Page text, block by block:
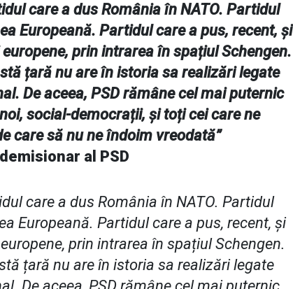
care a dus România în NATO. Partidul
Europeană. Partidul care a pus, recent, și
prin intrarea în spațiul Schengen.
țară nu are în istoria sa realizări legate
De aceea, PSD rămâne cel mai puternic
social-democrații, și toți cei care ne
care să nu ne îndoim vreodată”
al PSD
care a dus România în NATO. Partidul
Europeană. Partidul care a pus, recent, și
prin intrarea în spațiul Schengen.
țară nu are în istoria sa realizări legate